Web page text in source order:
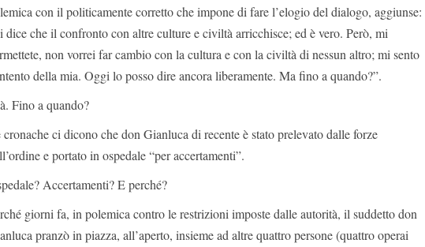
con il politicamente corretto che impone di fare l’elogio del dialogo, aggiunse:
dice che il confronto con altre culture e civiltà arricchisce; ed è vero. Però, mi
non vorrei far cambio con la cultura e con la civiltà di nessun altro; mi sento
della mia. Oggi lo posso dire ancora liberamente. Ma fino a quando?”.
Fino a quando?
ci dicono che don Gianluca di recente è stato prelevato dalle forze
e portato in ospedale “per accertamenti”.
Accertamenti? E perché?
giorni fa, in polemica contro le restrizioni imposte dalle autorità, il suddetto don
pranzò in piazza, all’aperto, insieme ad altre quattro persone (quattro operai